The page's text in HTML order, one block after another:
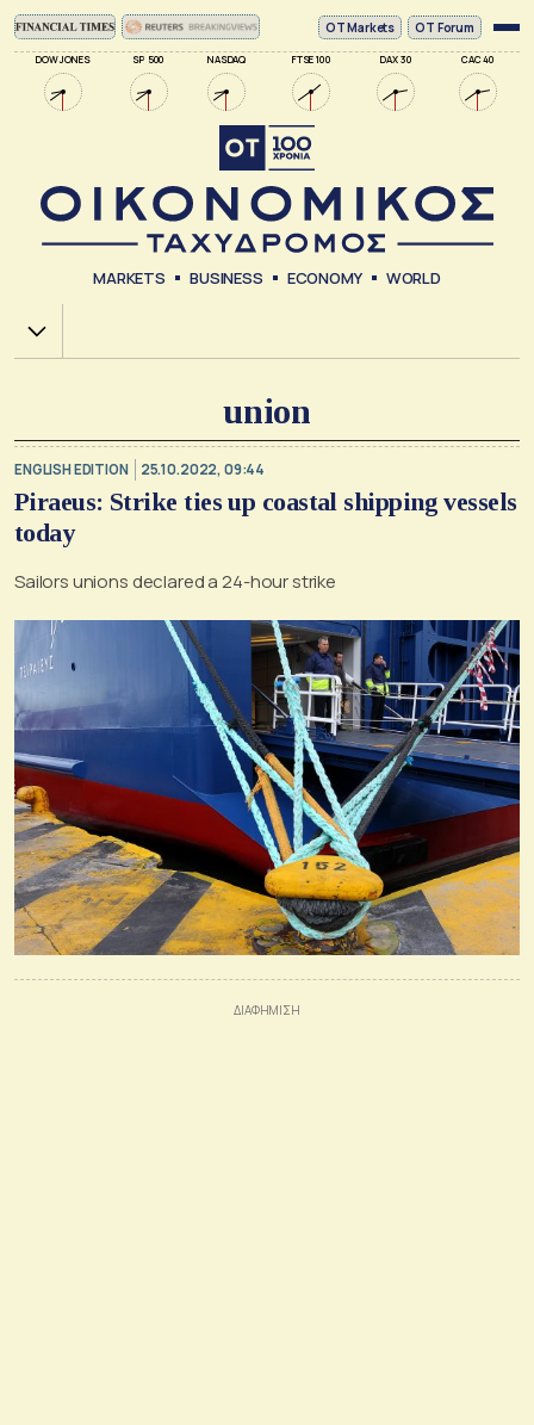
DOW JONES SP 500 NASDAQ FTSE 100 DAX 30 CAC 40
ΟΤ Markets OT Forum
MARKETS BUSINESS ECONOMY WORLD
Χ.Α.
union
ENGLISH EDITION 25.10.2022, 09:44
Piraeus: Strike ties up coastal shipping vessels
today
Sailors unions declared a 24-hour strike